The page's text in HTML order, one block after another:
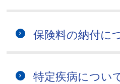
保険料の納付に
特定疾病につい